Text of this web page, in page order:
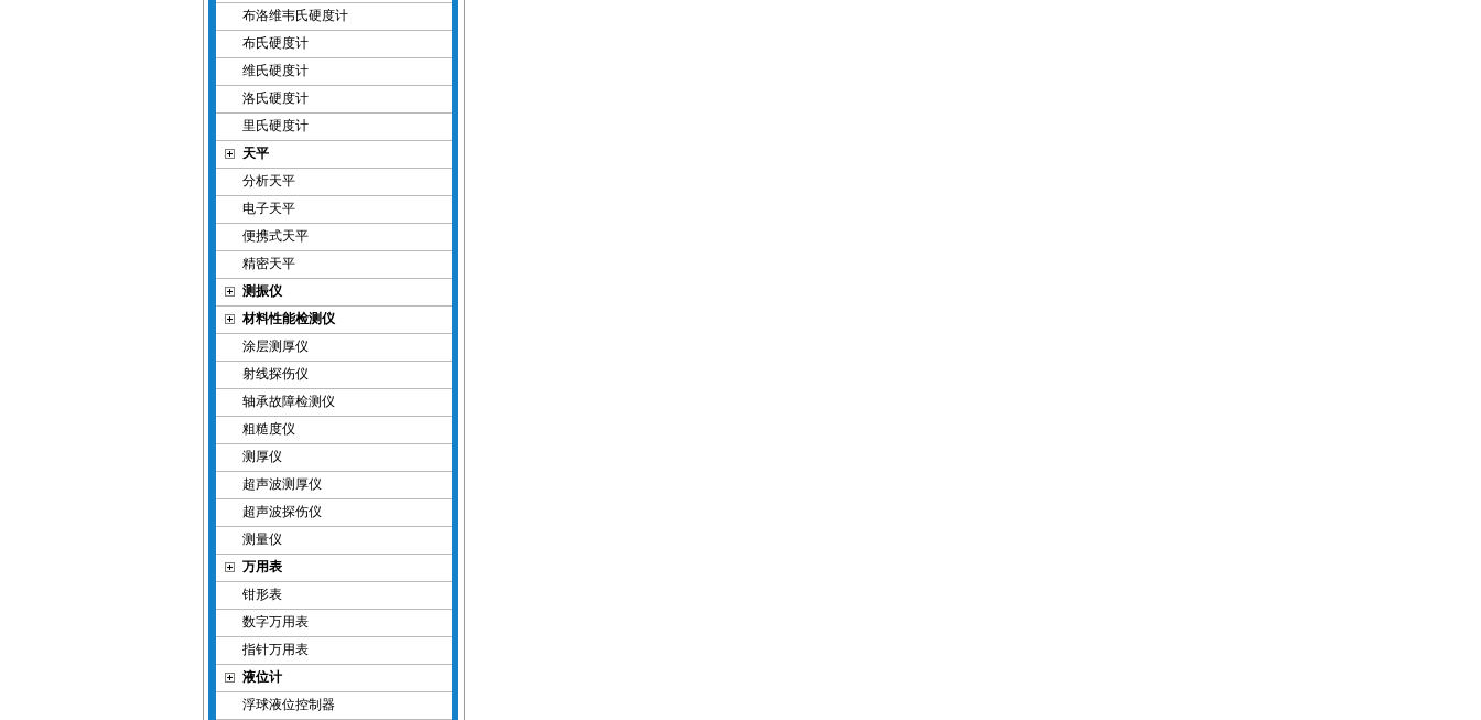
布洛维韦氏硬度计
布氏硬度计
维氏硬度计
洛氏硬度计
里氏硬度计
天平
分析天平
电子天平
便携式天平
精密天平
测振仪
材料性能检测仪
涂层测厚仪
射线探伤仪
轴承故障检测仪
粗糙度仪
测厚仪
超声波测厚仪
超声波探伤仪
测量仪
万用表
钳形表
数字万用表
指针万用表
液位计
浮球液位控制器